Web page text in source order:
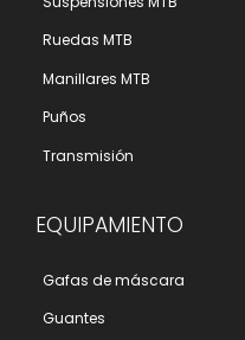
Ruedas MTB
Manillares MTB
Puños
Transmisión
EQUIPAMIENTO
Gafas de máscara
Guantes